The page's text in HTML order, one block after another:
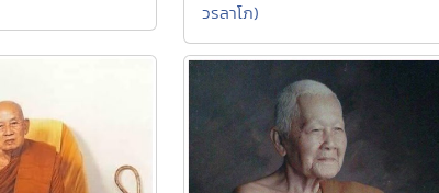
วรลาโภ)